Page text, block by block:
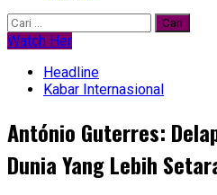
Cari
untuk:
Watch Her
Headline
Kabar Internasional
António Guterres:
Dunia Yang Lebih